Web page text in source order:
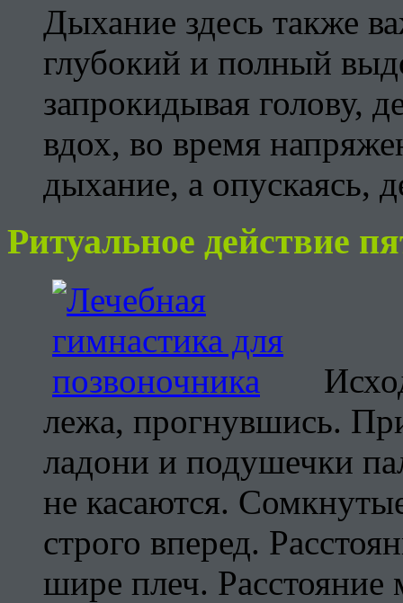
Дыхание здесь также
глубокий и полный
запрокидывая голову,
вдох, во время
дыхание, а опускаясь,
Ритуальное действие
лежа, прогнувшись.
ладони и подушечки
не касаются.
строго вперед.
шире плеч.